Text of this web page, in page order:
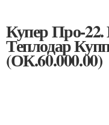
Купер Про-
Теплодар
(ОК.60.000.00)